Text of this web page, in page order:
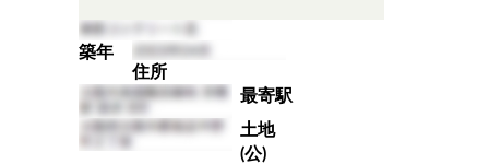
築年
住所
最寄駅
土地
(公)